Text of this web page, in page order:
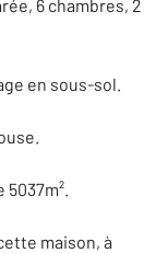
6 chambres, 2
en sous-sol.
maison, à